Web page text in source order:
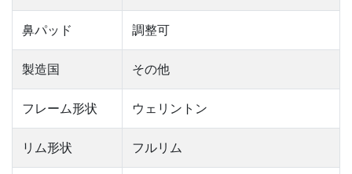
鼻パッド 調整可
製造国 その他
フレーム形状 ウェリントン
リム形状 フルリム